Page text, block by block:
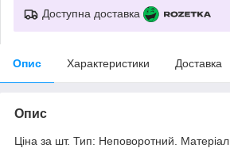
Доступна доставка
Опис Характеристики Доставка
Опис
Ціна за шт. Тип: Неповоротний.